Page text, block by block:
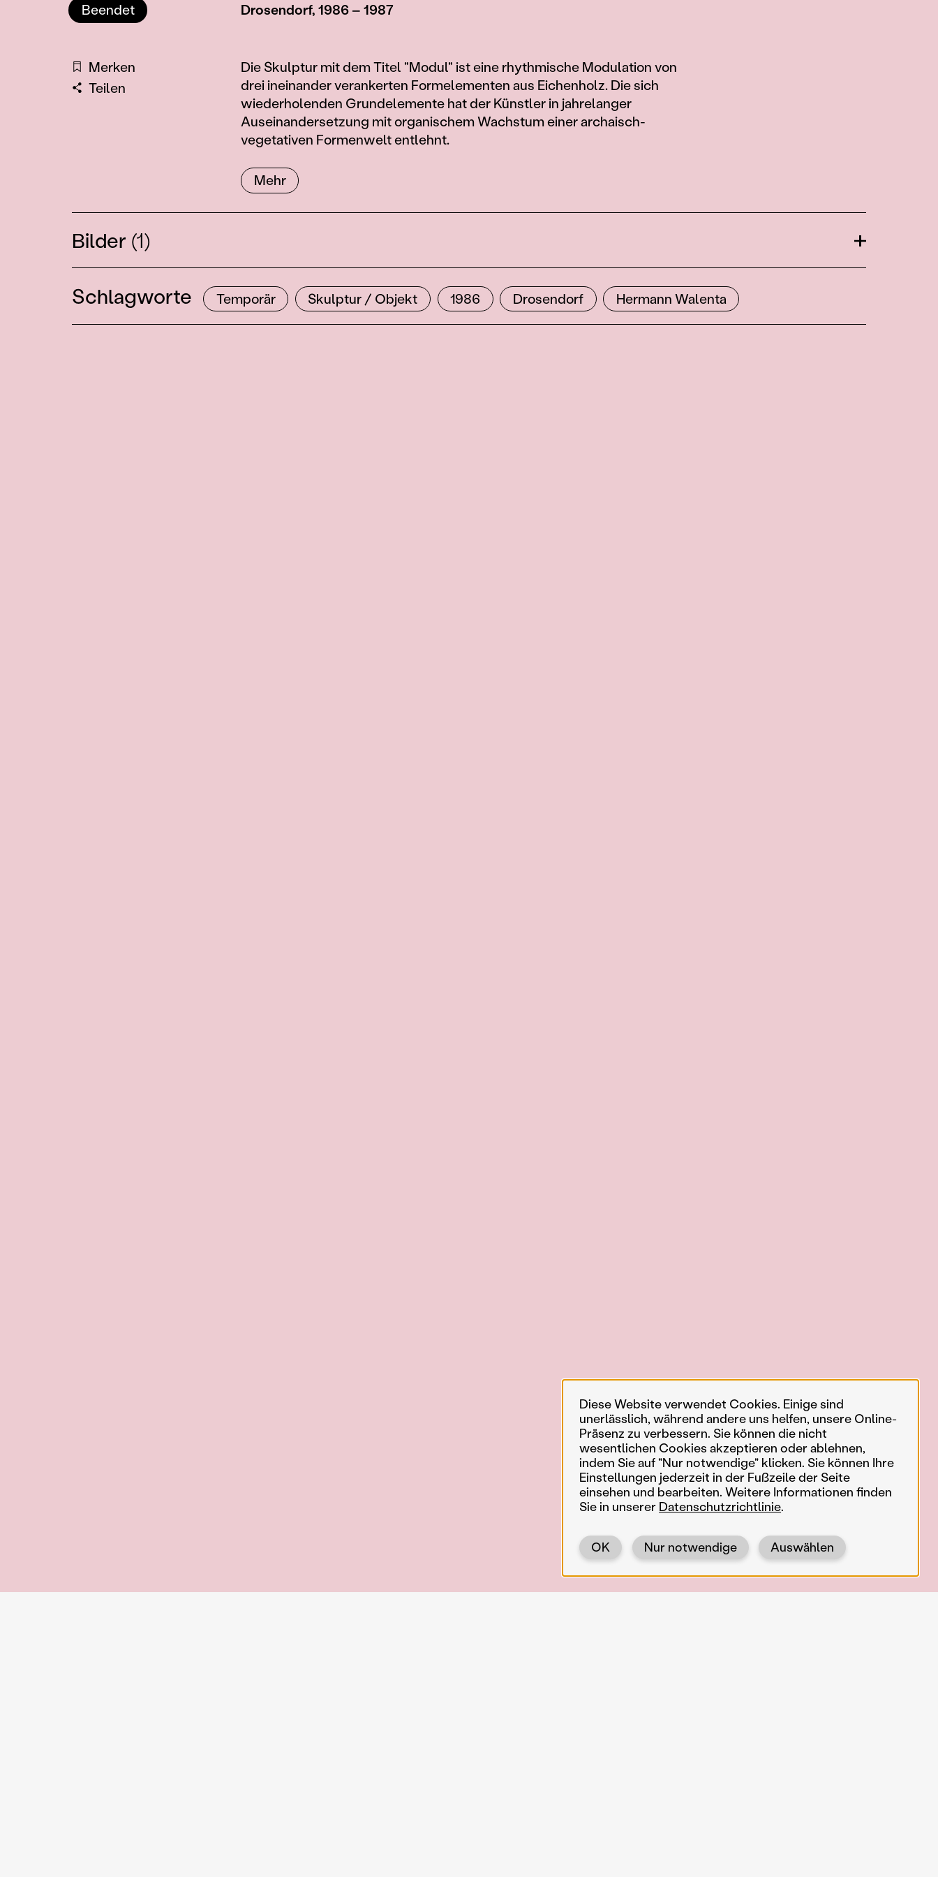
Beendet
Merken
Teilen
Drosendorf, 1986 – 1987
Information
Die Skulptur mit dem Titel "Modul" ist eine rhythmische Modulation von
drei ineinander verankerten Formelementen aus Eichenholz. Die sich
wiederholenden Grundelemente hat der Künstler in jahrelanger
Auseinandersetzung mit organischem Wachstum einer archaisch-
vegetativen Formenwelt entlehnt.
Mehr
Bilder (1) Öffnen
Schlagworte Temporär Skulptur / Objekt 1986 Drosendorf Hermann Walenta
Diese Website verwendet Cookies. Einige sind
unerlässlich, während andere uns helfen, unsere Online-
Präsenz zu verbessern. Sie können die nicht
wesentlichen Cookies akzeptieren oder ablehnen,
indem Sie auf "Nur notwendige" klicken. Sie können Ihre
Einstellungen jederzeit in der Fußzeile der Seite
einsehen und bearbeiten. Weitere Informationen finden
Sie in unserer Datenschutzrichtlinie.
Auswählen
Nur notwendige
OK